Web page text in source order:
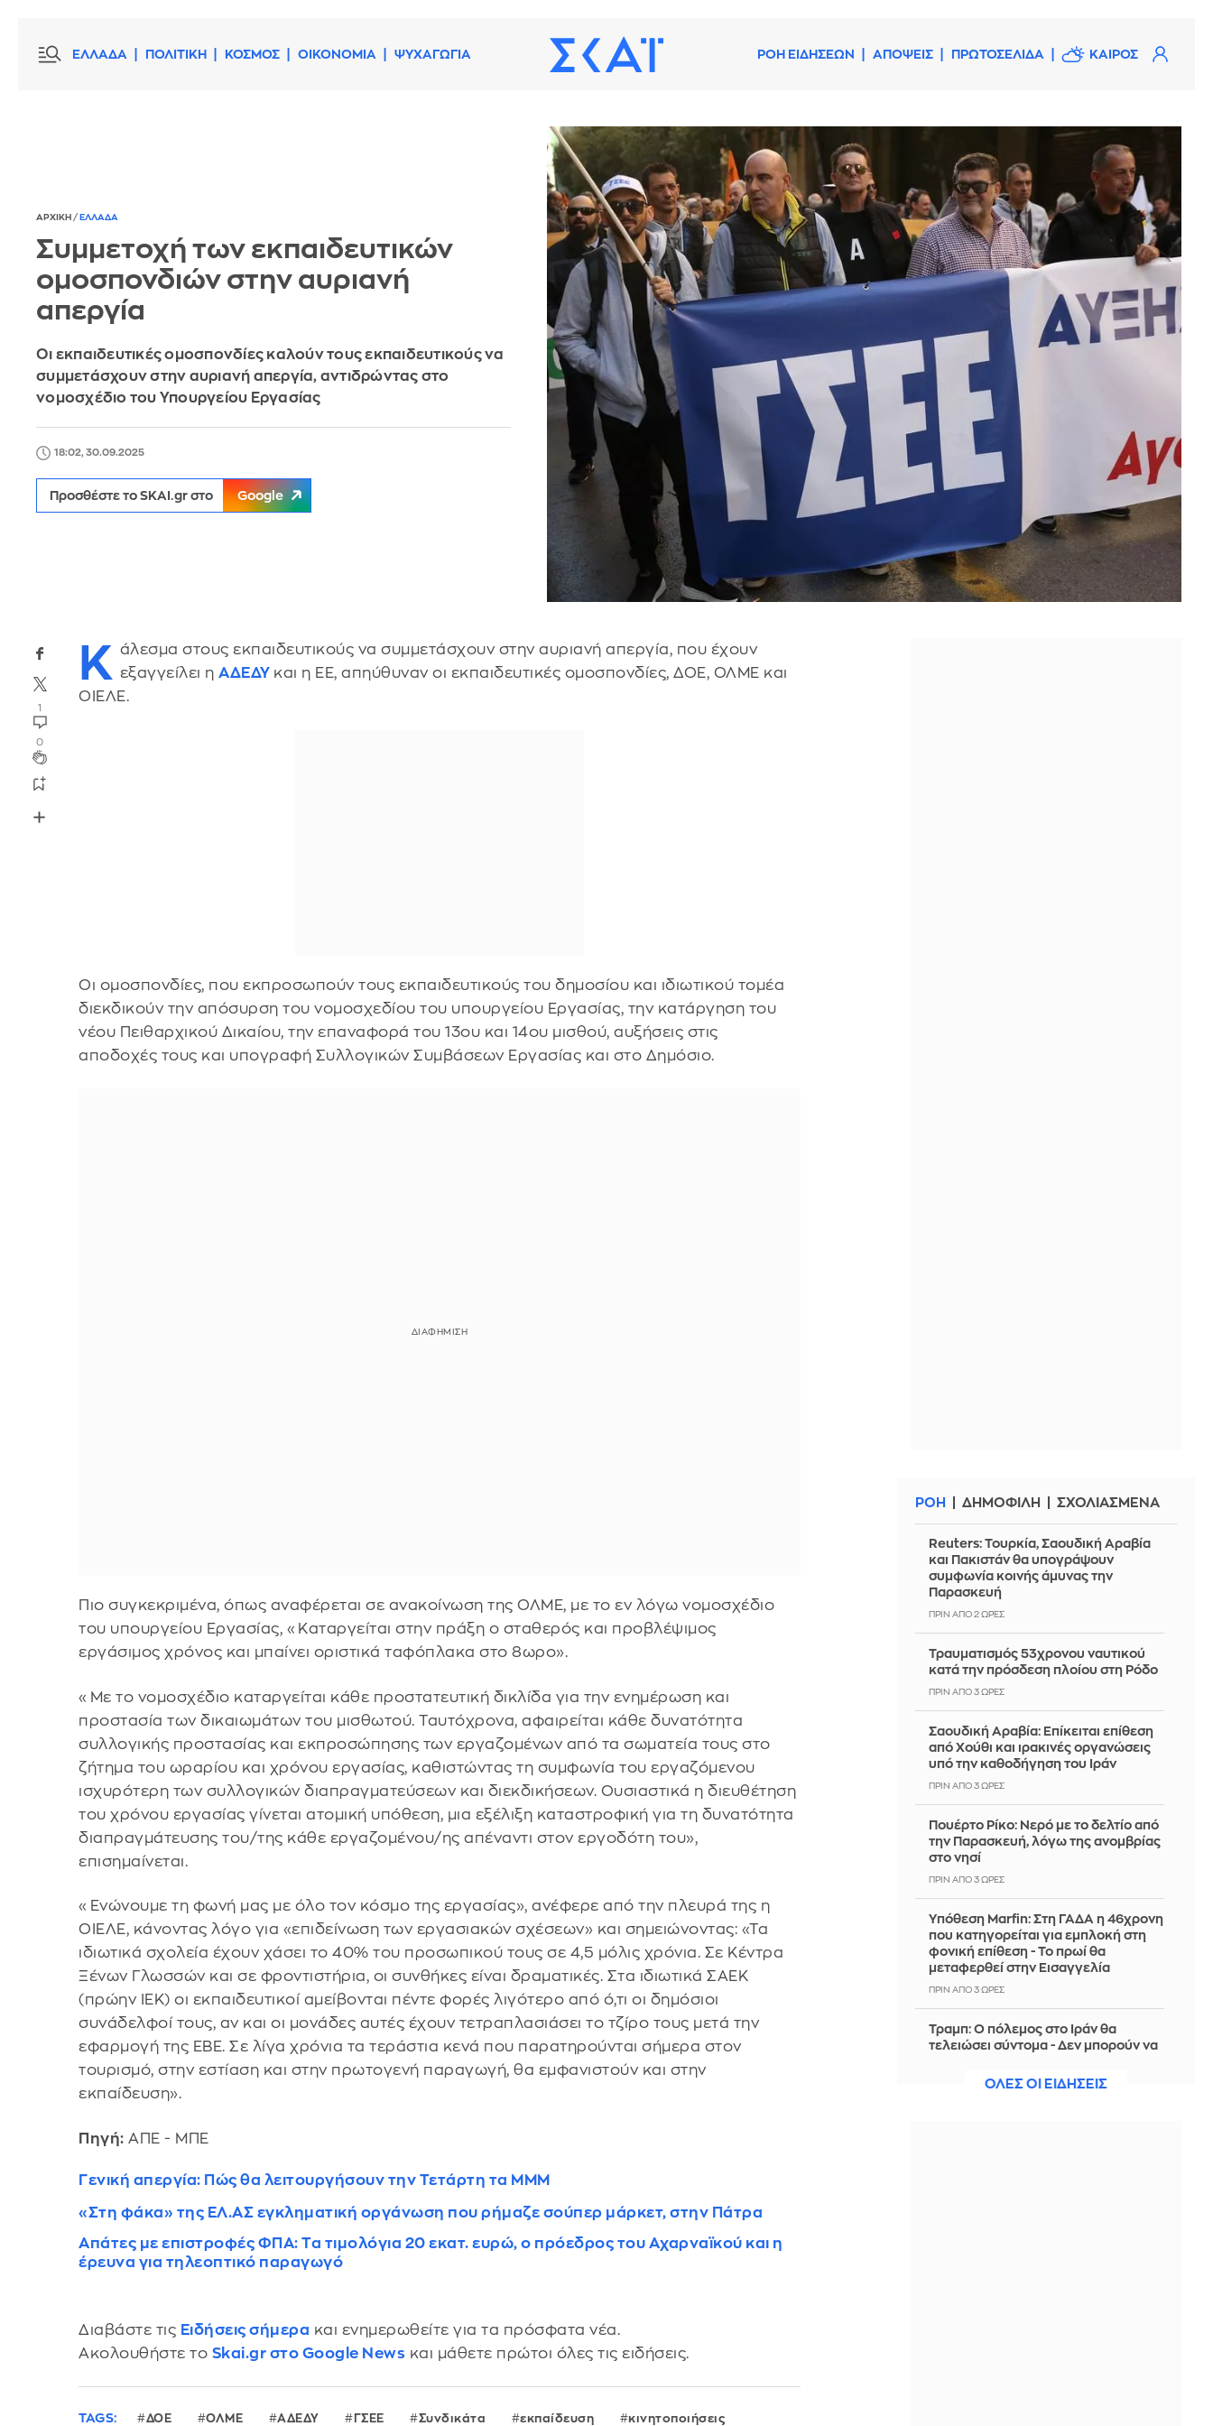
ΕΛΛΑΔΑ ΠΟΛΙΤΙΚΗ ΚΟΣΜΟΣ ΟΙΚΟΝΟΜΙΑ ΨΥΧΑΓΩΓΙΑ ΡΟΗ ΕΙΔΗΣΕΩΝ ΑΠΟΨΕΙΣ ΠΡΩΤΟΣΕΛΙΔΑ ΚΑΙΡΟΣ
ΑΡΧΙΚΗ / ΕΛΛΑΔΑ
Συμμετοχή των εκπαιδευτικών
ομοσπονδιών στην αυριανή
απεργία
Οι εκπαιδευτικές ομοσπονδίες καλούν τους εκπαιδευτικούς να
συμμετάσχουν στην αυριανή απεργία, αντιδρώντας στο
νομοσχέδιο του Υπουργείου Εργασίας
18:02, 30.09.2025
Προσθέστε το SKAI.gr στο Google
1
0
Κ άλεσμα στους εκπαιδευτικούς να συμμετάσχουν στην αυριανή απεργία, που έχουν
εξαγγείλει ηΑΔΕΔΥ και η ΕΕ, απηύθυναν οι εκπαιδευτικές ομοσπονδίες, ΔΟΕ, ΟΛΜΕ και
ΟΙΕΛΕ.
Οι ομοσπονδίες, που εκπροσωπούν τους εκπαιδευτικούς του δημοσίου και ιδιωτικού τομέα
διεκδικούν την απόσυρση του νομοσχεδίου του υπουργείου Εργασίας, την κατάργηση του
νέου Πειθαρχικού Δικαίου, την επαναφορά του 13ου και 14ου μισθού, αυξήσεις στις
αποδοχές τους και υπογραφή Συλλογικών Συμβάσεων Εργασίας και στο Δημόσιο.
Πιο συγκεκριμένα, όπως αναφέρεται σε ανακοίνωση της ΟΛΜΕ, με το εν λόγω νομοσχέδιο
του υπουργείου Εργασίας, «Καταργείται στην πράξη ο σταθερός και προβλέψιμος
εργάσιμος χρόνος και μπαίνει οριστικά ταφόπλακα στο 8ωρο».
«Με το νομοσχέδιο καταργείται κάθε προστατευτική δικλίδα για την ενημέρωση και
προστασία των δικαιωμάτων του μισθωτού. Ταυτόχρονα, αφαιρείται κάθε δυνατότητα
συλλογικής προστασίας και εκπροσώπησης των εργαζομένων από τα σωματεία τους στο
ζήτημα του ωραρίου και χρόνου εργασίας, καθιστώντας τη συμφωνία του εργαζόμενου
ισχυρότερη των συλλογικών διαπραγματεύσεων και διεκδικήσεων. Ουσιαστικά η διευθέτηση
του χρόνου εργασίας γίνεται ατομική υπόθεση, μια εξέλιξη καταστροφική για τη δυνατότητα
διαπραγμάτευσης του/της κάθε εργαζομένου/ης απέναντι στον εργοδότη του»,
επισημαίνεται.
«Ενώνουμε τη φωνή μας με όλο τον κόσμο της εργασίας», ανέφερε από την πλευρά της η
ΟΙΕΛΕ, κάνοντας λόγο για «επιδείνωση των εργασιακών σχέσεων» και σημειώνοντας: «Τα
ιδιωτικά σχολεία έχουν χάσει το 40% του προσωπικού τους σε 4,5 μόλις χρόνια. Σε Κέντρα
Ξένων Γλωσσών και σε φροντιστήρια, οι συνθήκες είναι δραματικές. Στα ιδιωτικά ΣΑΕΚ
(πρώην ΙΕΚ) οι εκπαιδευτικοί αμείβονται πέντε φορές λιγότερο από ό,τι οι δημόσιοι
συνάδελφοί τους, αν και οι μονάδες αυτές έχουν τετραπλασιάσει το τζίρο τους μετά την
εφαρμογή της ΕΒΕ. Σε λίγα χρόνια τα τεράστια κενά που παρατηρούνται σήμερα στον
τουρισμό, στην εστίαση και στην πρωτογενή παραγωγή, θα εμφανιστούν και στην
εκπαίδευση».
Πηγή: ΑΠΕ - ΜΠΕ
Γενική απεργία: Πώς θα λειτουργήσουν την Τετάρτη τα ΜΜΜ
«Στη φάκα» της ΕΛ.ΑΣ εγκληματική οργάνωση που ρήμαζε σούπερ μάρκετ, στην Πάτρα
Aπάτες με επιστροφές ΦΠΑ: Τα τιμολόγια 20 εκατ. ευρώ, ο πρόεδρος του Αχαρναϊκού και η
έρευνα για τηλεοπτικό παραγωγό
Διαβάστε τις Ειδήσεις σήμερα και ενημερωθείτε για τα πρόσφατα νέα.
Ακολουθήστε το Skai.gr στο Google News και μάθετε πρώτοι όλες τις ειδήσεις.
TAGS: ΔΟΕ ΟΛΜΕ ΑΔΕΔΥ ΓΣΕΕ Συνδικάτα εκπαίδευση κινητοποιήσεις
ΡΟΗ ΔΗΜΟΦΙΛΗ ΣΧΟΛΙΑΣΜΕΝΑ
Reuters: Τουρκία, Σαουδική Αραβία
και Πακιστάν θα υπογράψουν
συμφωνία κοινής άμυνας την
Παρασκευή
ΠΡΙΝ ΑΠΌ 2 ΏΡΕΣ
Τραυματισμός 53χρονου ναυτικού
κατά την πρόσδεση πλοίου στη Ρόδο
ΠΡΙΝ ΑΠΌ 3 ΏΡΕΣ
Σαουδική Αραβία: Επίκειται επίθεση
από Χούθι και ιρακινές οργανώσεις
υπό την καθοδήγηση του Ιράν
ΠΡΙΝ ΑΠΌ 3 ΏΡΕΣ
Πουέρτο Ρίκο: Νερό με το δελτίο από
την Παρασκευή, λόγω της ανομβρίας
στο νησί
ΠΡΙΝ ΑΠΌ 3 ΏΡΕΣ
Υπόθεση Marfin: Στη ΓΑΔΑ η 46χρονη
που κατηγορείται για εμπλοκή στη
φονική επίθεση - Το πρωί θα
μεταφερθεί στην Εισαγγελία
ΠΡΙΝ ΑΠΌ 3 ΏΡΕΣ
Τραμπ: Ο πόλεμος στο Ιράν θα
τελειώσει σύντομα - Δεν μπορούν να
ΠΡΙΝ ΑΠΌ 3 ΏΡΕΣΟΛΕΣ ΟΙ ΕΙΔΗΣΕΙΣ